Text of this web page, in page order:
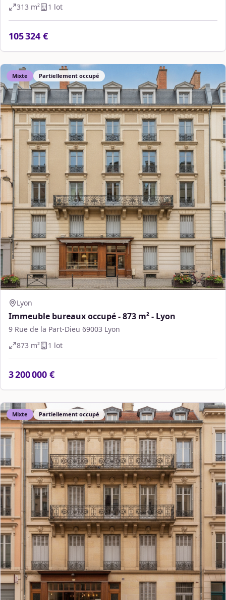
313 m² 1 lot
105 324 €
Mixte Partiellement occupé
Lyon
Immeuble bureaux occupé - 873 m² - Lyon
9 Rue de la Part-Dieu 69003 Lyon
873 m² 1 lot
3 200 000 €
Mixte Partiellement occupé